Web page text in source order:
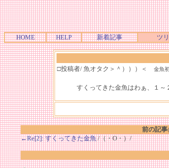
HOME HELP 新着記事 ツ
□投稿者/ 魚オタク＞＾）））＜
金魚
すくってきた金魚はわぁ、１～
前の記事
←Re[2]: すくってきた金魚/（・O・）/